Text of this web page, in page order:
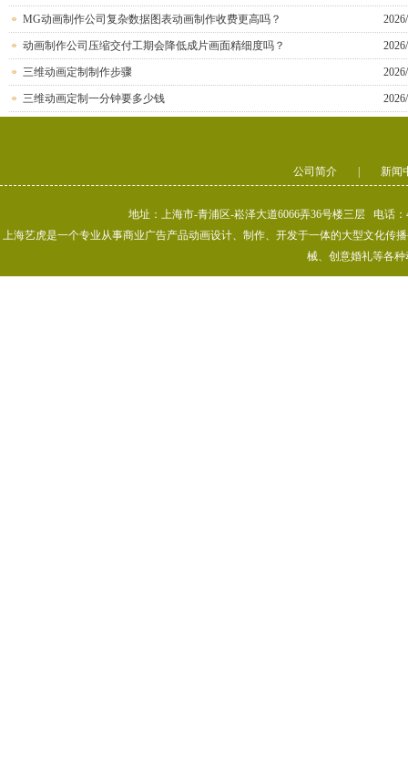
MG动画制作公司复杂数据图表动画制作收费更高吗？
动画制作公司压缩交付工期会降低成片画面精细度吗？
三维动画定制制作步骤
三维动画定制一分钟要多少钱
公司简介 新闻
地址：上海市-青浦区-崧泽大道6066弄36号楼三层 电话
上海艺虎是一个专业从事商业广告产品动画设计、制作、开发于一体的大型文化传
械、创意婚礼等各